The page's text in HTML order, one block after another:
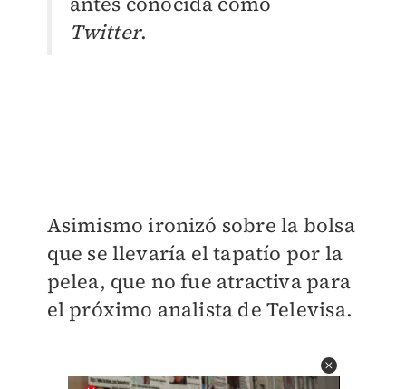
Twitter.
Asimismo ironizó sobre la bolsa
que se llevaría el tapatío por la
pelea, que no fue atractiva para
el próximo analista de Televisa.